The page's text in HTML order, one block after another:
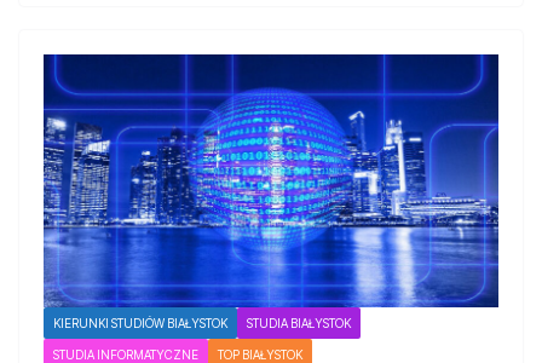
KIERUNKI STUDIÓW BIAŁYSTOK STUDIA BIAŁYSTOK
STUDIA INFORMATYCZNE TOP BIAŁYSTOK